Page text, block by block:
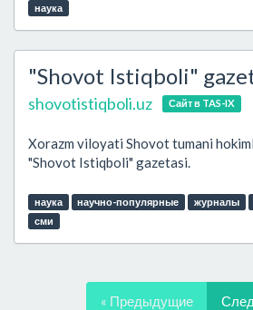
наука
"Shovot Istiqboli"
shovotistiqboli.uz Сайт в TAS-IX
Xorazm viloyati Shovot tumani
"Shovot Istiqboli" gazetasi.
наука научно-популярные журналы
сми
« Предыдущие